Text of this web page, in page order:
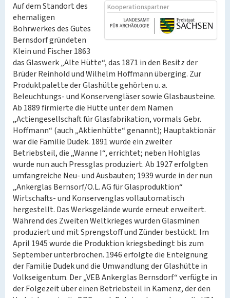
Kooperationspartner
Auf dem Standort des
ehemaligen
Bohrwerkes des Gutes
Bernsdorf gründeten
Klein und Fischer 1863
das Glaswerk „Alte Hütte“, das 1871 in den Besitz der
Brüder Reinhold und Wilhelm Hoffmann überging. Zur
Produktpalette der Glashütte gehörten u. a.
Beleuchtungs- und Konservengläser sowie Glasbausteine.
Ab 1889 firmierte die Hütte unter dem Namen
„Actiengesellschaft für Glasfabrikation, vormals Gebr.
Hoffmann“ (auch „Aktienhütte“ genannt); Hauptaktionär
war die Familie Dudek. 1891 wurde ein zweiter
Betriebsteil, die „Wanne I“, errichtet; neben Hohlglas
wurde nun auch Pressglas produziert. Ab 1927 erfolgten
umfangreiche Neu- und Ausbauten; 1939 wurde in der nun
„Ankerglas Bernsorf/O.L. AG für Glasproduktion“
Wirtschafts- und Konservenglas vollautomatisch
hergestellt. Das Werksgelände wurde erneut erweitert.
Während des Zweiten Weltkrieges wurden Glasminen
produziert und mit Sprengstoff und Zünder bestückt. Im
April 1945 wurde die Produktion kriegsbedingt bis zum
September unterbrochen. 1946 erfolgte die Enteignung
der Familie Dudek und die Umwandlung der Glashütte in
Volkseigentum. Der „VEB Ankerglas Bernsdorf“ verfügte in
der Folgezeit über einen Betriebsteil in Kamenz, der den